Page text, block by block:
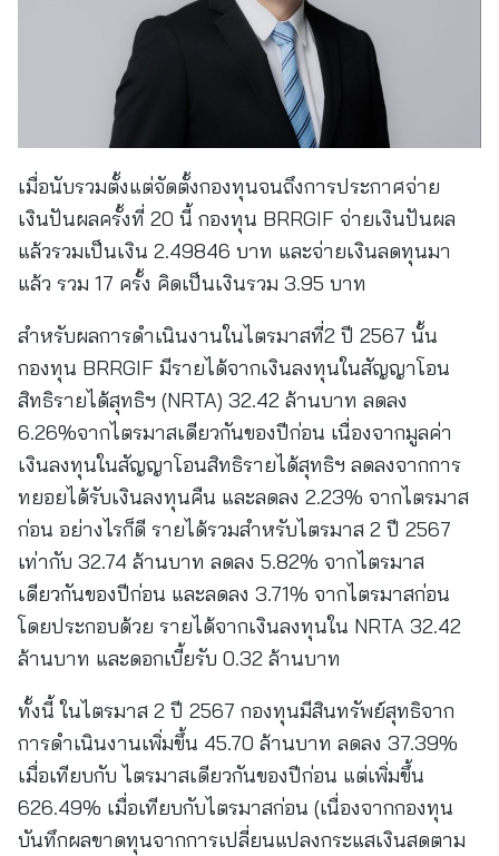
เมื่อนับรวมตั้งแต่จัดตั้งกองทุนจนถึงการประกาศจ่าย
เงินปันผลครั้งที่ 20 นี้ กองทุน BRRGIF จ่ายเงินปันผล
แล้วรวมเป็นเงิน 2.49846 บาท และจ่ายเงินลดทุนมา
แล้ว รวม 17 ครั้ง คิดเป็นเงินรวม 3.95 บาท
สำหรับผลการดำเนินงานในไตรมาสที่2 ปี 2567 นั้น
กองทุน BRRGIF มีรายได้จากเงินลงทุนในสัญญาโอน
สิทธิรายได้สุทธิฯ (NRTA) 32.42 ล้านบาท ลดลง
6.26%จากไตรมาสเดียวกันของปีก่อน เนื่องจากมูลค่า
เงินลงทุนในสัญญาโอนสิทธิรายได้สุทธิฯ ลดลงจากการ
ทยอยได้รับเงินลงทุนคืน และลดลง 2.23% จากไตรมาส
ก่อน อย่างไรก็ดี รายได้รวมสำหรับไตรมาส 2 ปี 2567
เท่ากับ 32.74 ล้านบาท ลดลง 5.82% จากไตรมาส
เดียวกันของปีก่อน และลดลง 3.71% จากไตรมาสก่อน
โดยประกอบด้วย รายได้จากเงินลงทุนใน NRTA 32.42
ล้านบาท และดอกเบี้ยรับ 0.32 ล้านบาท
ทั้งนี้ ในไตรมาส 2 ปี 2567 กองทุนมีสินทรัพย์สุทธิจาก
การดำเนินงานเพิ่มขึ้น 45.70 ล้านบาท ลดลง 37.39%
เมื่อเทียบกับ ไตรมาสเดียวกันของปีก่อน แต่เพิ่มขึ้น
626.49% เมื่อเทียบกับไตรมาสก่อน (เนื่องจากกองทุน
บันทึกผลขาดทุนจากการเปลี่ยนแปลงกระแสเงินสดตาม